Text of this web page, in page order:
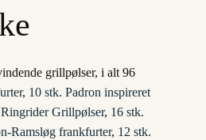
grillpølser, i alt 96
, 10 stk. Padron inspireret
Grillpølser, 16 stk.
Ramsløg frankfurter, 12 stk.